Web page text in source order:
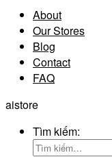
About
Our Stores
Blog
Contact
FAQ
aistore
Tìm kiếm: